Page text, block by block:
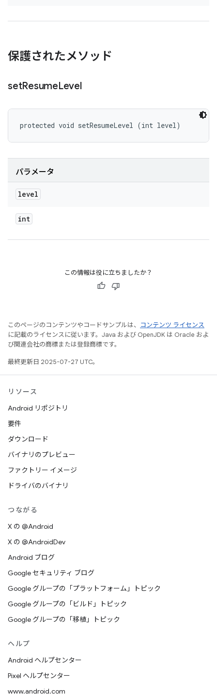
保護されたメソッド
setResumeLevel
protected void setResumeLevel (int level)
パラメータ
level
int
この情報は役に立ちましたか？
このページのコンテンツやコードサンプルは、
コンテンツ ライセンス
に記載のライセンスに従います。Java および OpenJDK は Oracle およ
び関連会社の商標または登録商標です。
最終更新日 2025-07-27 UTC。
リソース
Android リポジトリ
要件
ダウンロード
バイナリのプレビュー
ファクトリー イメージ
ドライバのバイナリ
つながる
X の @Android
X の @AndroidDev
Android ブログ
Google セキュリティ ブログ
Google グループの「プラットフォーム」トピック
Google グループの「ビルド」トピック
Google グループの「移植」トピック
ヘルプ
Android ヘルプセンター
Pixel ヘルプセンター
www.android.com